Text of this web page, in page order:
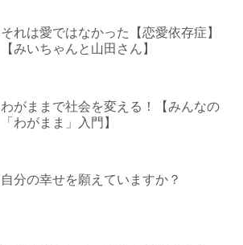
それは愛ではなかった【恋愛依存症】
【みいちゃんと山田さん】
わがままで社会を変える！【みんなの
「わがまま」入門】
自分の幸せを願えていますか？